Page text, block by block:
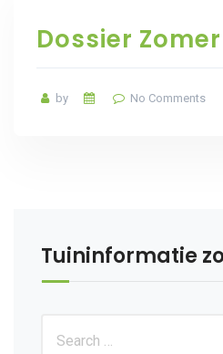
Dossier
by No Comments
Tuininformatie